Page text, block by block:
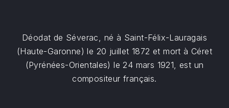
Déodat de Séverac, né à Saint-Félix-Lauragais
(Haute-Garonne) le 20 juillet 1872 et mort à Céret
(Pyrénées-Orientales) le 24 mars 1921, est un
compositeur français.